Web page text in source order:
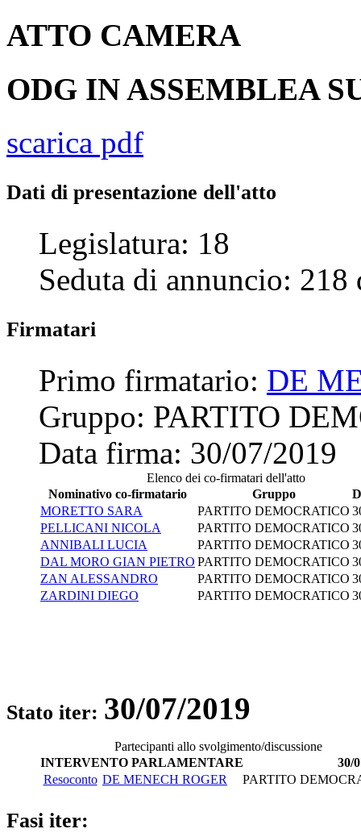
ATTO CAMERA
ODG IN ASSEMBLEA
scarica pdf
Dati di presentazione dell'atto
Legislatura: 18
Seduta di annuncio: 218
Firmatari
Primo firmatario: DE
Gruppo: PARTITO
Data firma: 30/07/2019
Elenco dei co-firmatari dell'atto
Nominativo co-firmatario
Gruppo
MORETTO SARA
PARTITO DEMOCRATICO
PELLICANI NICOLA
PARTITO DEMOCRATICO
ANNIBALI LUCIA
PARTITO DEMOCRATICO
DAL MORO GIAN PIETRO PARTITO DEMOCRATICO
ZAN ALESSANDRO
PARTITO DEMOCRATICO
ZARDINI DIEGO
PARTITO DEMOCRATICO
Stato iter: 30/07/2019
Partecipanti allo svolgimento/discussione
INTERVENTO PARLAMENTARE
30/
Resoconto DE MENECH ROGER PARTITO
Fasi iter: